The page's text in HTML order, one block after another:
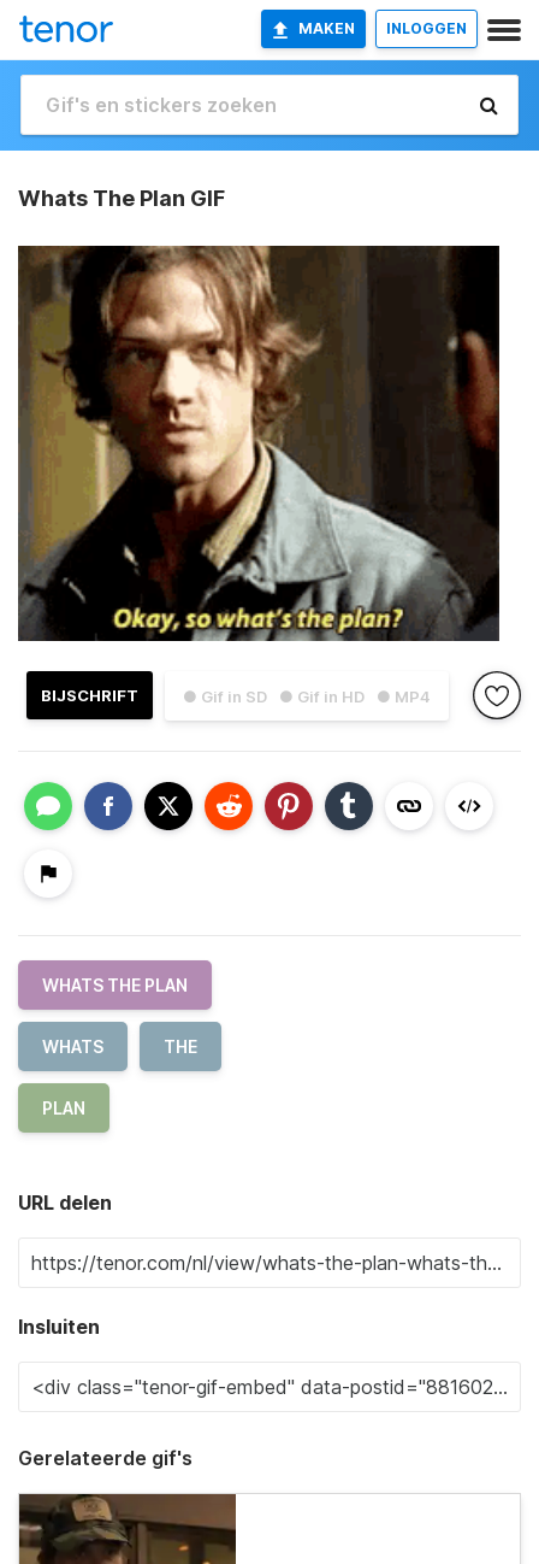
MAKEN INLOGGEN
Whats The Plan GIF
● Gif in SD ● Gif in HD ● MP4
BIJSCHRIFT
WHATS THE PLAN
WHATS THE
PLAN
URL delen
Insluiten
Gerelateerde gif's